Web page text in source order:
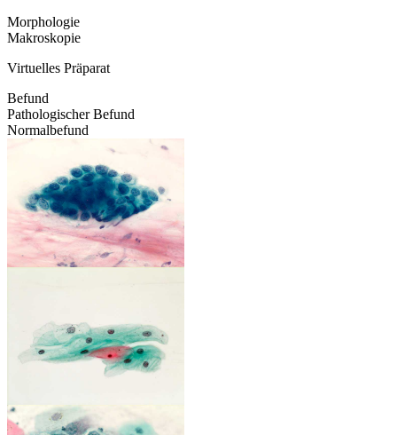
Morphologie
Makroskopie
Virtuelles Präparat
Befund
Pathologischer Befund
Normalbefund